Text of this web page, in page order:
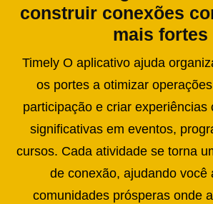
construir conexões
mais fortes
Timely O aplicativo ajuda
os portes a otimizar
participação e criar experiências
significativas em eventos,
cursos. Cada atividade se torna
de conexão, ajudando você
comunidades prósperas onde